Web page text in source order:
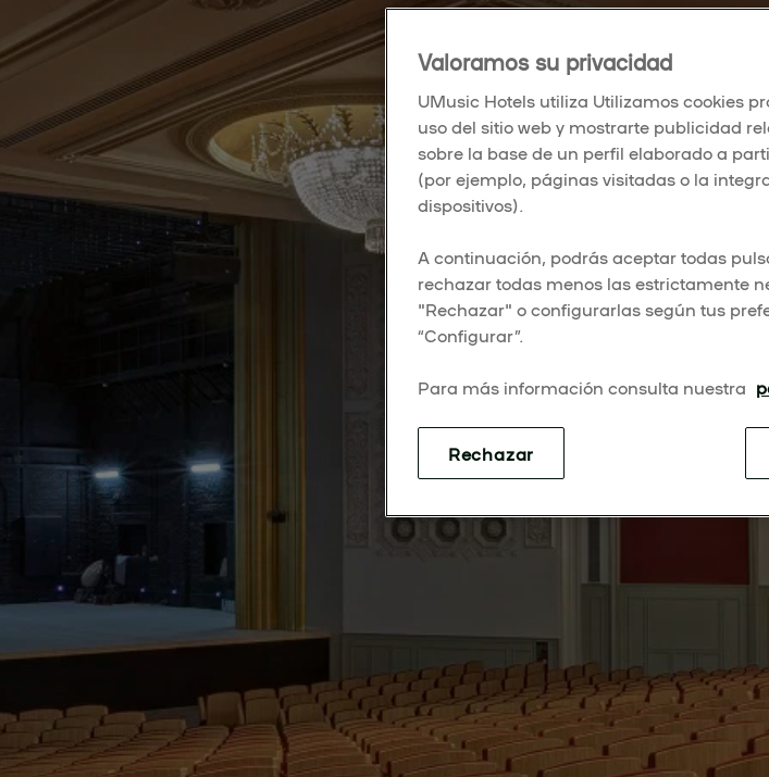
Valoramos su privacidad
UMusic Hotels utiliza Utilizamos cookies
uso del sitio web y mostrarte publicidad
sobre la base de un perfil elaborado a
(por ejemplo, páginas visitadas o la
dispositivos).
A continuación, podrás aceptar todas
rechazar todas menos las estrictamente
"Rechazar" o configurarlas según tus
“Configurar”.
Para más información consulta nuestra
Rechazar